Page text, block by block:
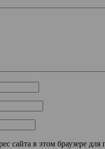
сайта в этом браузере